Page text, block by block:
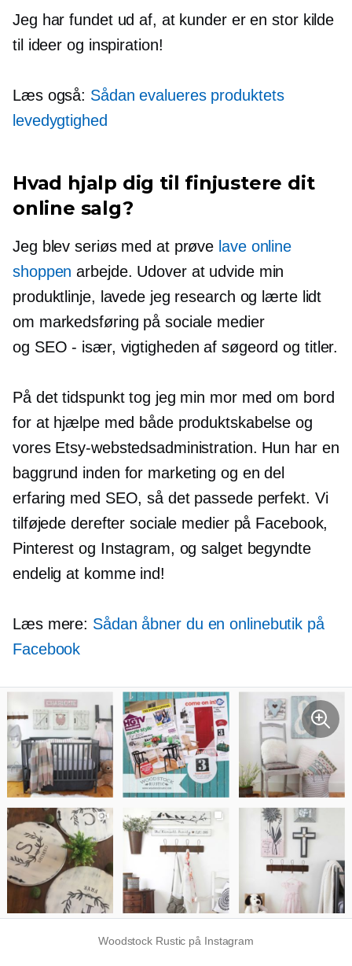
Jeg har fundet ud af, at kunder er en stor kilde
til ideer og inspiration!
Læs også: Sådan evalueres produktets
levedygtighed
Hvad hjalp dig til finjustere dit
online salg?
Jeg blev seriøs med at prøve lave online
shoppen arbejde. Udover at udvide min
produktlinje, lavede jeg research og lærte lidt
om markedsføring på sociale medier
og SEO - især, vigtigheden af ​​søgeord og titler.
På det tidspunkt tog jeg min mor med om bord
for at hjælpe med både produktskabelse og
vores Etsy-webstedsadministration. Hun har en
baggrund inden for marketing og en del
erfaring med SEO, så det passede perfekt. Vi
tilføjede derefter sociale medier på Facebook,
Pinterest og Instagram, og salget begyndte
endelig at komme ind!
Læs mere: Sådan åbner du en onlinebutik på
Facebook
Woodstock Rustic på Instagram